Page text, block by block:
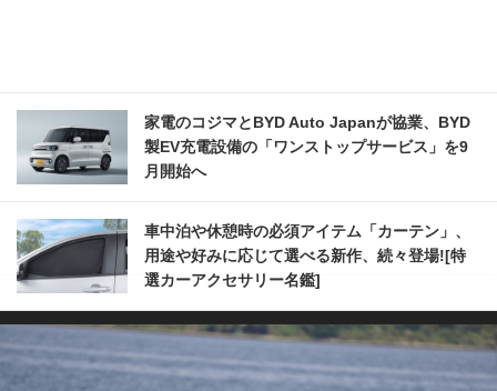
家電のコジマとBYD Auto Japanが協業、BYD
製EV充電設備の「ワンストップサービス」を9
月開始へ
車中泊や休憩時の必須アイテム「カーテン」、
用途や好みに応じて選べる新作、続々登場![特
選カーアクセサリー名鑑]